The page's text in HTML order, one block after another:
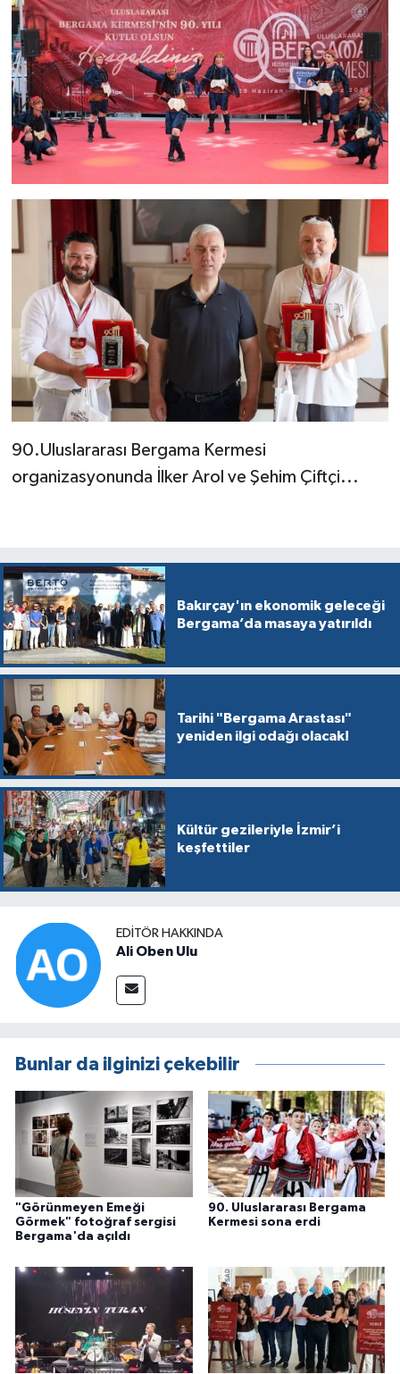
90.Uluslararası Bergama Kermesi
organizasyonunda İlker Arol ve Şehim Çiftçi...
Bakırçay'ın ekonomik geleceği
Bergama’da masaya yatırıldı
Tarihi "Bergama Arastası"
yeniden ilgi odağı olacak!
Kültür gezileriyle İzmir’i
keşfettiler
EDITÖR HAKKINDA
Ali Oben Ulu
Bunlar da ilginizi çekebilir
"Görünmeyen Emeği
Görmek" fotoğraf sergisi
Bergama'da açıldı
90. Uluslararası Bergama
Kermesi sona erdi